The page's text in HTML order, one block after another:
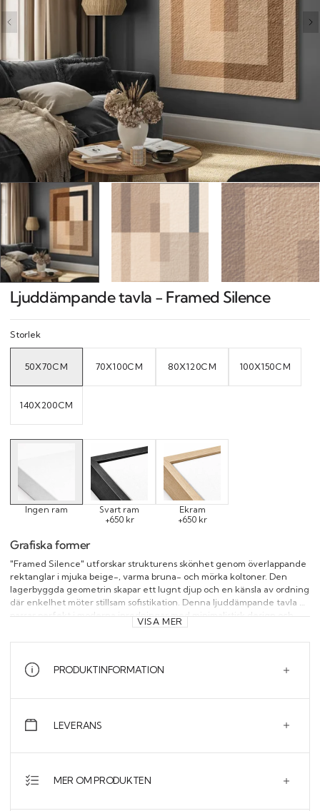
Ljuddämpande tavla - Framed Silence
Storlek
50X70CM
VARIANT
OUT
UNAVAILABLE
70X100CM
VARIANT
OUT
80X120CM
VARIANT
OUT
100X150CM
VARIANT
OUT
140X200CM
VARIANT
OUT
UNAVAILABLE
Ingen ram
Svart ram
+650 kr
Ekram
+650 kr
Grafiska former
"Framed Silence" utforskar strukturens skönhet genom överlappande
rektanglar i mjuka beige-, varma bruna- och mörka koltoner. Den
lagerbyggda geometrin skapar ett lugnt djup och en känsla av ordning
där enkelhet möter stillsam sofistikation. Denna ljuddämpande tavla
passar perfekt i moderna inredningar med minimalistisk design och
naturliga material, och matchar vackert med "Tonal Orbit" och
"Eclipsed Balance".
VISA MER
PRODUKTINFORMATION
LEVERANS
MER OM PRODUKTEN
Open
media
1
gallery
view